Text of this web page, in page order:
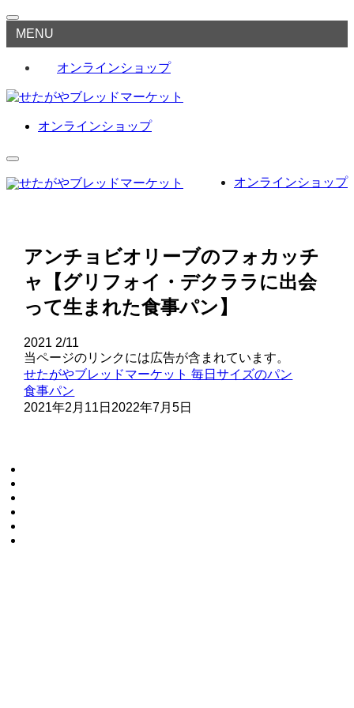
MENU
オンラインショップ
オンラインショップ
オンラインショップ
アンチョビオリーブのフォカッチ
ャ【グリフォイ・デクララに出会
って生まれた食事パン】
2021 2/11
当ページのリンクには広告が含まれています。
せたがやブレッドマーケット毎日サイズのパン
食事パン
2021年2月11日 2022年7月5日